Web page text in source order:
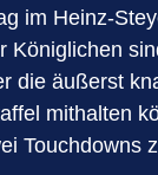
im Heinz-
Königlichen
die äußerst
mithalten
Touchdowns